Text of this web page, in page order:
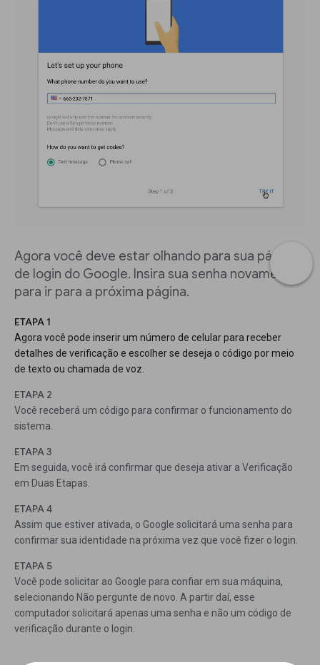
Agora você deve estar olhando para sua página
de login do Google. Insira sua senha novamente
para ir para a próxima página.
ETAPA 1
Agora você pode inserir um número de celular para receber
detalhes de verificação e escolher se deseja o código por meio
de texto ou chamada de voz.
ETAPA 2
Você receberá um código para confirmar o funcionamento do
sistema.
ETAPA 3
Em seguida, você irá confirmar que deseja ativar a Verificação
em Duas Etapas.
ETAPA 4
Assim que estiver ativada, o Google solicitará uma senha para
confirmar sua identidade na próxima vez que você fizer o login.
ETAPA 5
Você pode solicitar ao Google para confiar em sua máquina,
selecionando Não pergunte de novo. A partir daí, esse
computador solicitará apenas uma senha e não um código de
verificação durante o login.